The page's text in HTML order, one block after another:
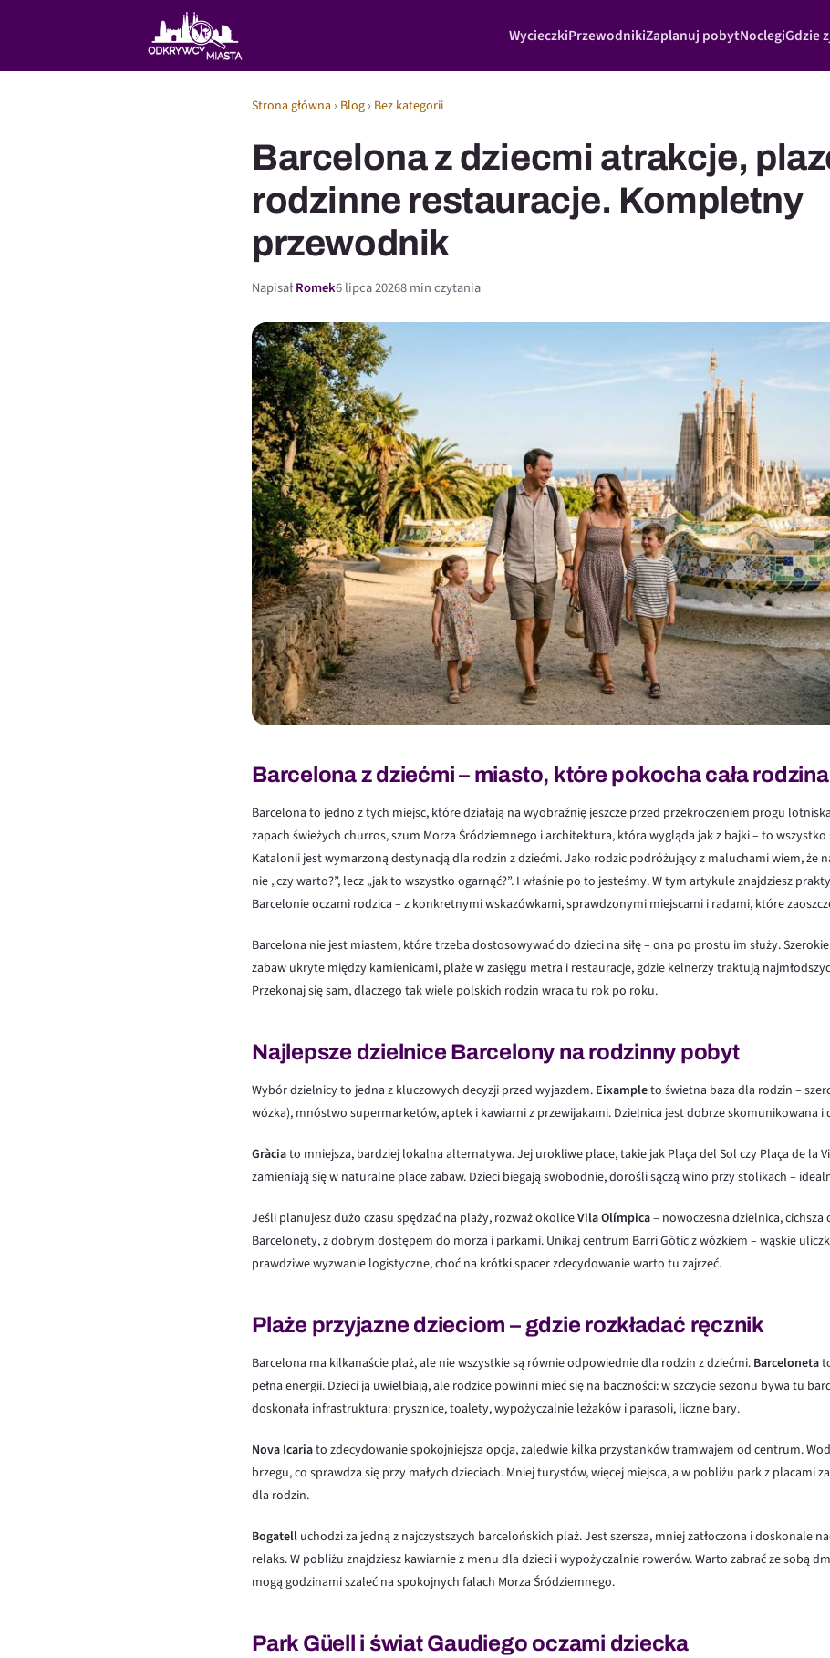
WycieczkiPrzewodnikiZaplanuj pobytNoclegiGdzie
Strona główna › Blog › Bez kategorii
Barcelona z dziecmi atrakcje,
rodzinne restauracje. Kompletny
przewodnik
NapisałRomek6 lipca 20268 min czytania
Barcelona z dziećmi – miasto, które pokocha cała rodzina
Barcelona to jedno z tych miejsc, które działają na wyobraźnię jeszcze przed przekroczeniem progu
zapach świeżych churros, szum Morza Śródziemnego i architektura, która wygląda jak z bajki – to wszystko
Katalonii jest wymarzoną destynacją dla rodzin z dziećmi. Jako rodzic podróżujący z maluchami wiem, że
nie „czy warto?”, lecz „jak to wszystko ogarnąć?”. I właśnie po to jesteśmy. W tym artykule znajdziesz
Barcelonie oczami rodzica – z konkretnymi wskazówkami, sprawdzonymi miejscami i radami, które
Barcelona nie jest miastem, które trzeba dostosowywać do dzieci na siłę – ona po prostu im służy.
zabaw ukryte między kamienicami, plaże w zasięgu metra i restauracje, gdzie kelnerzy traktują
Przekonaj się sam, dlaczego tak wiele polskich rodzin wraca tu rok po roku.
Najlepsze dzielnice Barcelony na rodzinny pobyt
Wybór dzielnicy to jedna z kluczowych decyzji przed wyjazdem. Eixampleto świetna baza dla rodzin –
wózka), mnóstwo supermarketów, aptek i kawiarni z przewijakami. Dzielnica jest dobrze skomunikowana i
Gràciato mniejsza, bardziej lokalna alternatywa. Jej urokliwe place, takie jak Plaça del Sol czy Plaça de la
zamieniają się w naturalne place zabaw. Dzieci biegają swobodnie, dorośli sączą wino przy stolikach –
Jeśli planujesz dużo czasu spędzać na plaży, rozważ okoliceVila Olímpica– nowoczesna dzielnica,
Barcelonety, z dobrym dostępem do morza i parkami. Unikaj centrum Barri Gòtic z wózkiem – wąskie
prawdziwe wyzwanie logistyczne, choć na krótki spacer zdecydowanie warto tu zajrzeć.
Plaże przyjazne dzieciom – gdzie rozkładać ręcznik
Barcelona ma kilkanaście plaż, ale nie wszystkie są równie odpowiednie dla rodzin z dziećmi. Barceloneta
pełna energii. Dzieci ją uwielbiają, ale rodzice powinni mieć się na baczności: w szczycie sezonu bywa tu
doskonała infrastruktura: prysznice, toalety, wypożyczalnie leżaków i parasoli, liczne bary.
Nova Icariato zdecydowanie spokojniejsza opcja, zaledwie kilka przystanków tramwajem od centrum.
brzegu, co sprawdza się przy małych dzieciach. Mniej turystów, więcej miejsca, a w pobliżu park z placami
dla rodzin.
Bogatell uchodzi za jedną z najczystszych barcelońskich plaż. Jest szersza, mniej zatłoczona i doskonale
relaks. W pobliżu znajdziesz kawiarnie z menu dla dzieci i wypożyczalnie rowerów. Warto zabrać ze sobą
mogą godzinami szaleć na spokojnych falach Morza Śródziemnego.
Park Güell i świat Gaudiego oczami dziecka